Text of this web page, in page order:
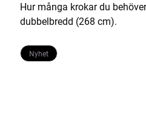
Hur många krokar du
dubbelbredd (268 cm).
Nyhet